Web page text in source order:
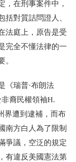
，在刑事案件中，
括對質詰問證人、
法庭上，原告是受
完全不懂法律的一
。
《瑞普·布朗法
裔民權領袖H.
界遭到逮補，而布
南方白人為了限制
爭議，空泛的規定
有違反美國憲法第